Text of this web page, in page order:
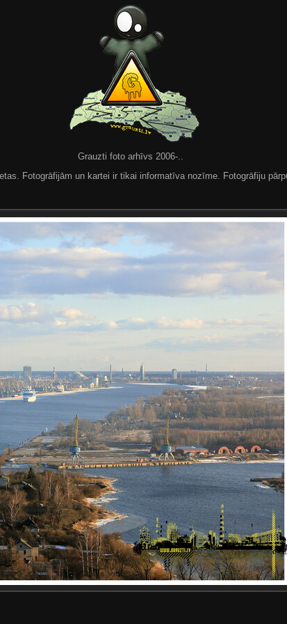
Grauzti foto arhīvs 2006-..
Fotogrāfijām un kartei ir tikai informatīva nozīme. Fotogrāfiju